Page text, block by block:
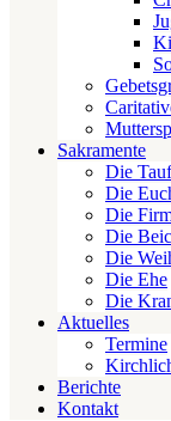
Sakramente
Die
Die
Die
Die
Die
Die Ehe
Die
Aktuelles
Termine
Berichte
Kontakt